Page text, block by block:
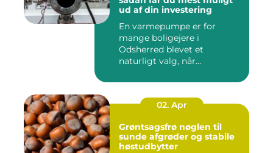
ud af din investering
En varmepumpe er for
mange boligejere i
Odsherred blevet et
naturligt valg, når
02. Apr
Grøntsagsfrø nøglen til
sunde afgrøder og stabile
høstudbytter